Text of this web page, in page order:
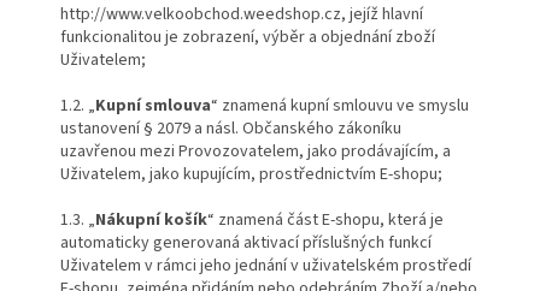
http://www.velkoobchod.weedshop.cz, jejíž hlavní
funkcionalitou je zobrazení, výběr a objednání zboží
Uživatelem;
1.2. „Kupní smlouva“ znamená kupní smlouvu ve smyslu
ustanovení § 2079 a násl. Občanského zákoníku
uzavřenou mezi Provozovatelem, jako prodávajícím, a
Uživatelem, jako kupujícím, prostřednictvím E-shopu;
1.3. „Nákupní košík“ znamená část E-shopu, která je
automaticky generovaná aktivací příslušných funkcí
Uživatelem v rámci jeho jednání v uživatelském prostředí